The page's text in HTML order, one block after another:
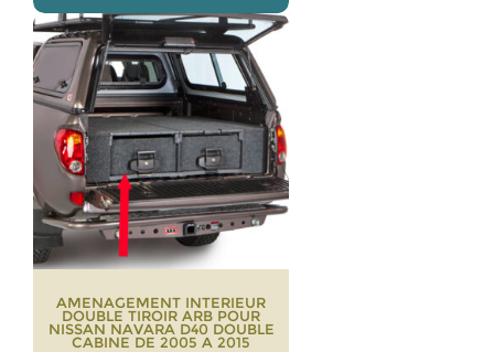
AMENAGEMENT INTERIEUR
DOUBLE TIROIR ARB POUR
NISSAN NAVARA D40 DOUBLE
CABINE DE 2005 A 2015